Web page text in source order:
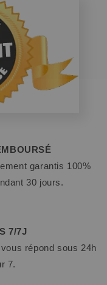
garantis 100%
30 jours.
7/7J
répond sous 24h
7.